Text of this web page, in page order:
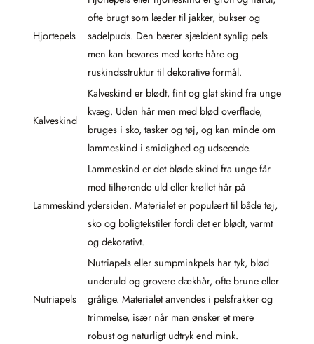
Hjortepels
ofte brugt som læder til jakker, bukser og
sadelpuds. Den bærer sjældent synlig pels
men kan bevares med korte håre og
ruskindsstruktur til dekorative formål.
Kalveskind
Kalveskind er blødt, fint og glat skind fra unge
kvæg. Uden hår men med blød overflade,
bruges i sko, tasker og tøj, og kan minde om
lammeskind i smidighed og udseende.
Lammeskind
Lammeskind er det bløde skind fra unge får
med tilhørende uld eller krøllet hår på
ydersiden. Materialet er populært til både tøj,
sko og boligtekstiler fordi det er blødt, varmt
og dekorativt.
Nutriapels
Nutriapels eller sumpminkpels har tyk, blød
underuld og grovere dækhår, ofte brune eller
grålige. Materialet anvendes i pelsfrakker og
trimmelse, især når man ønsker et mere
robust og naturligt udtryk end mink.